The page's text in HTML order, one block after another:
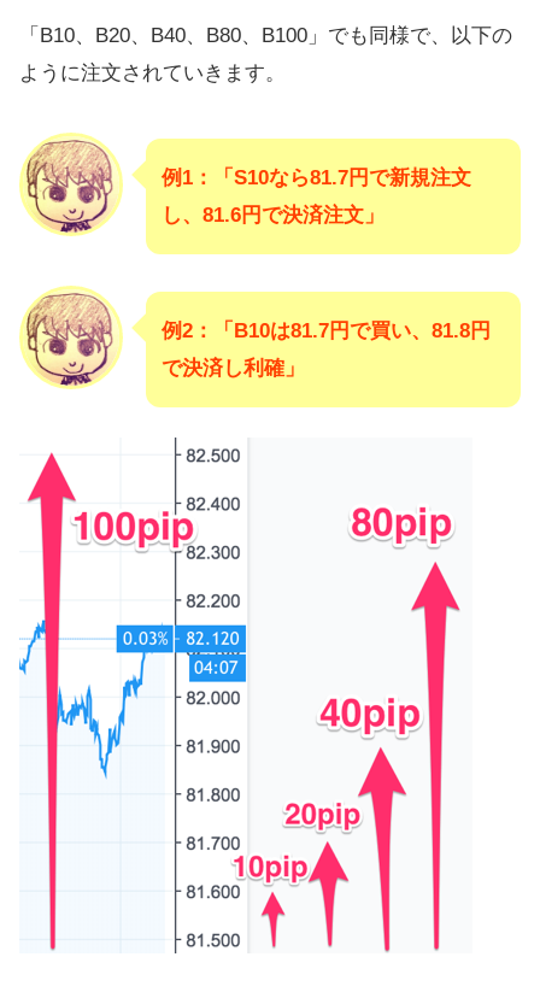
「B10、B20、B40、B80、B100」でも同様で、以下の
ように注文されていきます。
例1：「S10なら81.7円で新規注文
し、81.6円で決済注文」
例2：「B10は81.7円で買い、81.8円
で決済し利確」